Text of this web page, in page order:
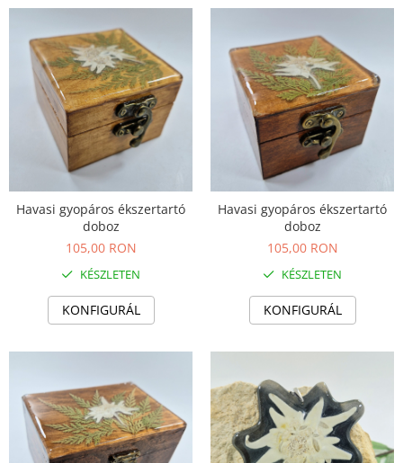
Havasi gyopáros ékszertartó
doboz
105,00 RON
KÉSZLETEN
KONFIGURÁL
Havasi gyopáros ékszertartó
doboz
105,00 RON
KÉSZLETEN
KONFIGURÁL